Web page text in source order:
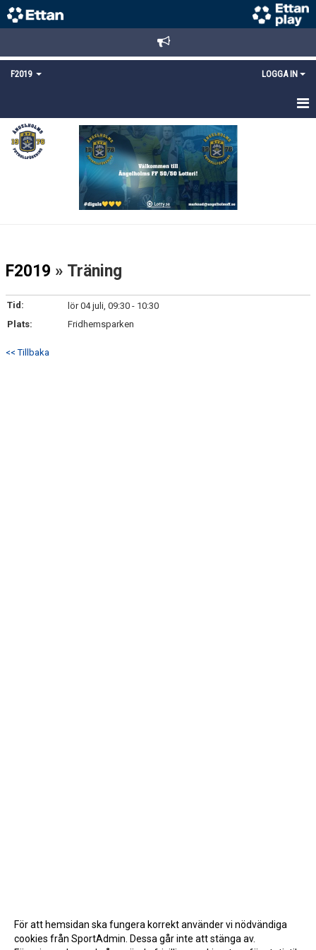
F2019 LOGGA IN
HEM
NYHETER
F2019 » Träning
Tid:
lör 04 juli, 09:30 - 10:30
Plats:
Fridhemsparken
<< Tillbaka
För att hemsidan ska fungera korrekt använder vi nödvändiga
cookies från SportAdmin. Dessa går inte att stänga av.